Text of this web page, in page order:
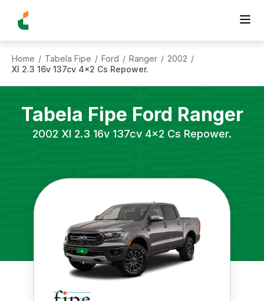
Home / Tabela Fipe / Ford / Ranger / 2002 /
Xl 2.3 16v 137cv 4x2 Cs Repower.
Tabela Fipe Ford Ranger
2002 Xl 2.3 16v 137cv 4x2 Cs Repower.